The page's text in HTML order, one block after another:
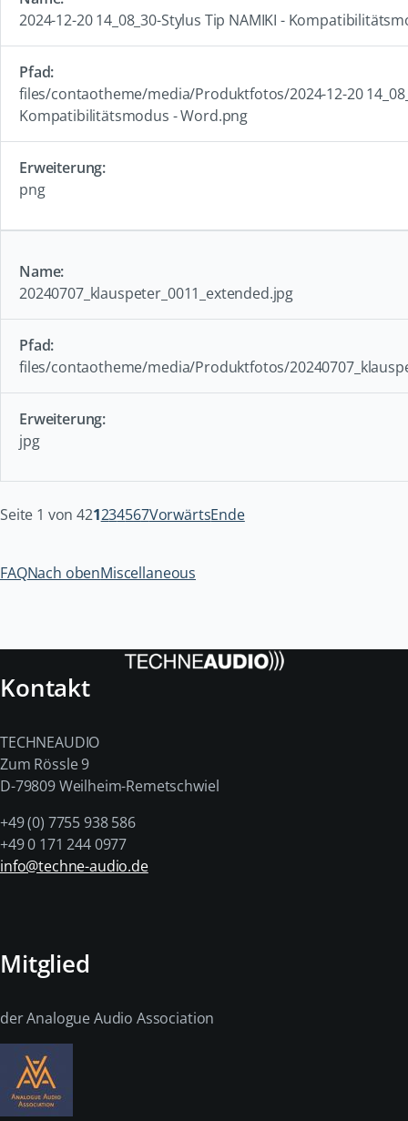
2024-12-20 14_08_30-Stylus Tip NAMIKI -
files/contaotheme/media/Produktfotos/2024-12-20
Kompatibilitätsmodus - Word.png
png
20240707_klauspeter_0011_extended.jpg
files/contaotheme/media/Produktfotos/
jpg
Seite 1 von 421234567VorwärtsEnde
FAQNach obenMiscellaneous
Kontakt
TECHNEAUDIO
Zum Rössle 9
D-79809 Weilheim-Remetschwiel
+49 (0) 7755 938 586
+49 0 171 244 0977
info@techne-audio.de
Mitglied
der Analogue Audio Association